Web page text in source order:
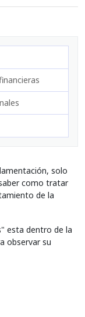
solo
como tratar
de la
esta dentro de la
observar su